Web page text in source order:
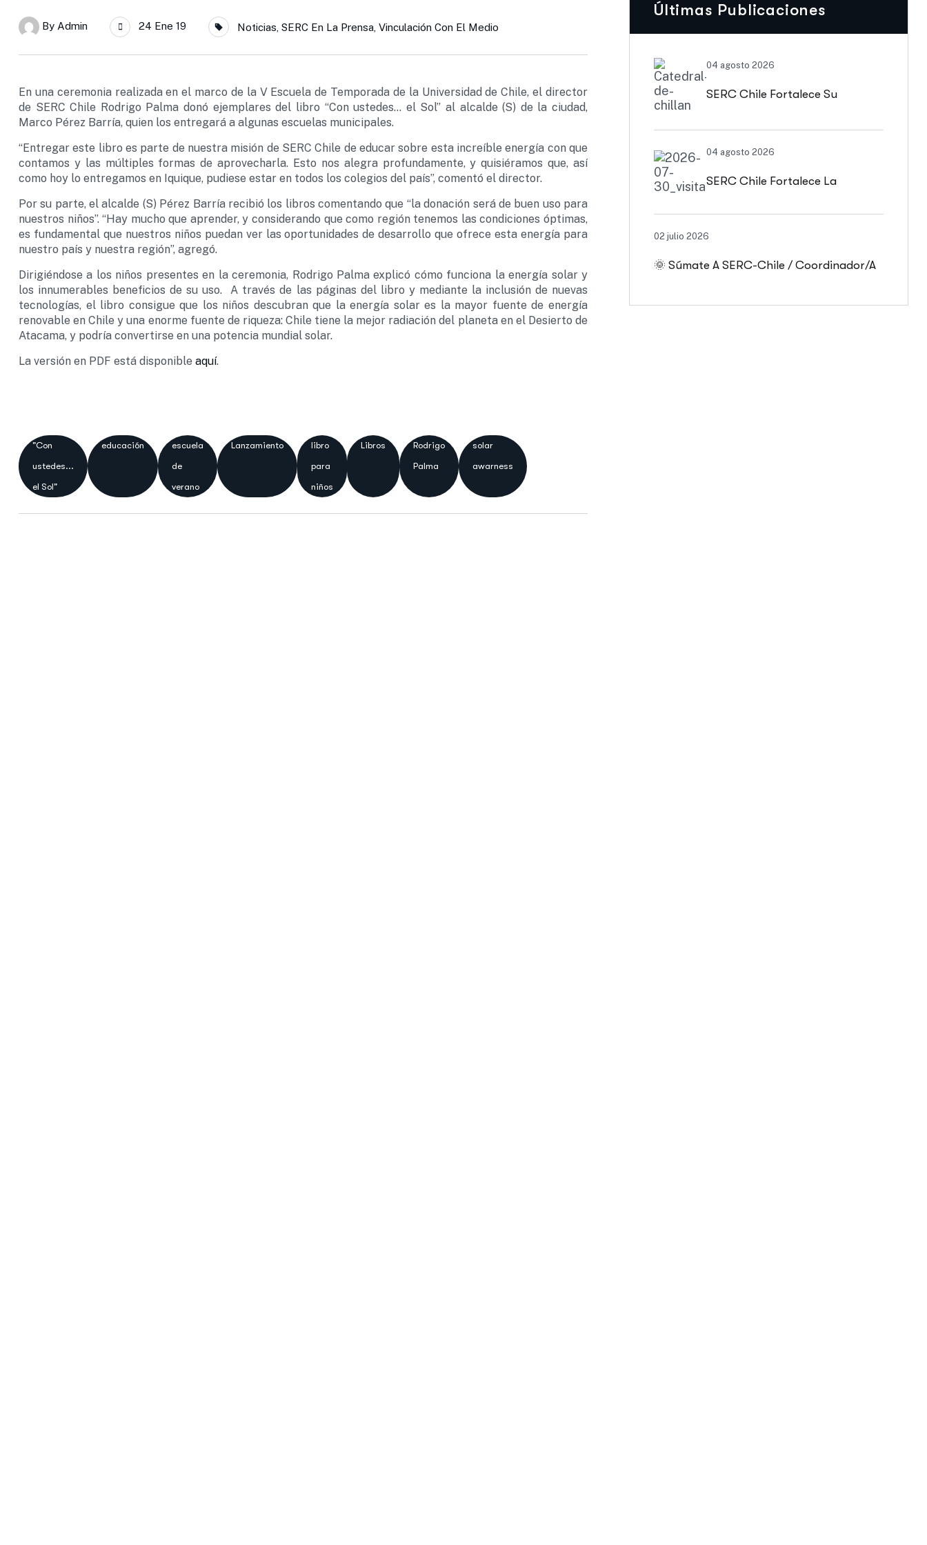
By Admin 24 Ene 19 Noticias, SERC En La Prensa, Vinculación Con El Medio
En una ceremonia realizada en el marco de la V Escuela de Temporada de la Universidad de Chile, el director
de SERC Chile Rodrigo Palma donó ejemplares del libro “Con ustedes… el Sol” al alcalde (S) de la ciudad,
Marco Pérez Barría, quien los entregará a algunas escuelas municipales.
“Entregar este libro es parte de nuestra misión de SERC Chile de educar sobre esta increíble energía con que
contamos y las múltiples formas de aprovecharla. Esto nos alegra profundamente, y quisiéramos que, así
como hoy lo entregamos en Iquique, pudiese estar en todos los colegios del país”, comentó el director.
Por su parte, el alcalde (S) Pérez Barría recibió los libros comentando que “la donación será de buen uso para
nuestros niños”. “Hay mucho que aprender, y considerando que como región tenemos las condiciones óptimas,
es fundamental que nuestros niños puedan ver las oportunidades de desarrollo que ofrece esta energía para
nuestro país y nuestra región”, agregó.
Dirigiéndose a los niños presentes en la ceremonia, Rodrigo Palma explicó cómo funciona la energía solar y
los innumerables beneficios de su uso. A través de las páginas del libro y mediante la inclusión de nuevas
tecnologías, el libro consigue que los niños descubran que la energía solar es la mayor fuente de energía
renovable en Chile y una enorme fuente de riqueza: Chile tiene la mejor radiación del planeta en el Desierto de
Atacama, y podría convertirse en una potencia mundial solar.
La versión en PDF está disponible aquí.
"Con
ustedes...
el Sol"
educación
escuela
de
verano
Lanzamiento
libro
para
niños
Libros
Rodrigo
Palma
solar
awarness
Últimas Publicaciones
04 agosto 2026
SERC Chile Fortalece Su
SEREMI De Energía De Biobío Y
Ñuble
04 agosto 2026
SERC Chile Fortalece La
Colaboración Interuniversitaria
Para Impulsar Soluciones
Energéticas Y Políticas Públicas
Desde Antofagasta
02 julio 2026
🌞 Súmate A SERC-Chile / Coordinador/a